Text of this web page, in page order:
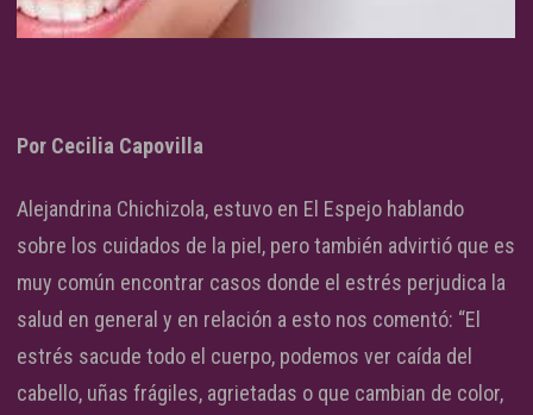
Por Cecilia Capovilla
Alejandrina Chichizola, estuvo en El Espejo hablando
sobre los cuidados de la piel, pero también advirtió que es
muy común encontrar casos donde el estrés perjudica la
salud en general y en relación a esto nos comentó: “El
estrés sacude todo el cuerpo, podemos ver caída del
cabello, uñas frágiles, agrietadas o que cambian de color,